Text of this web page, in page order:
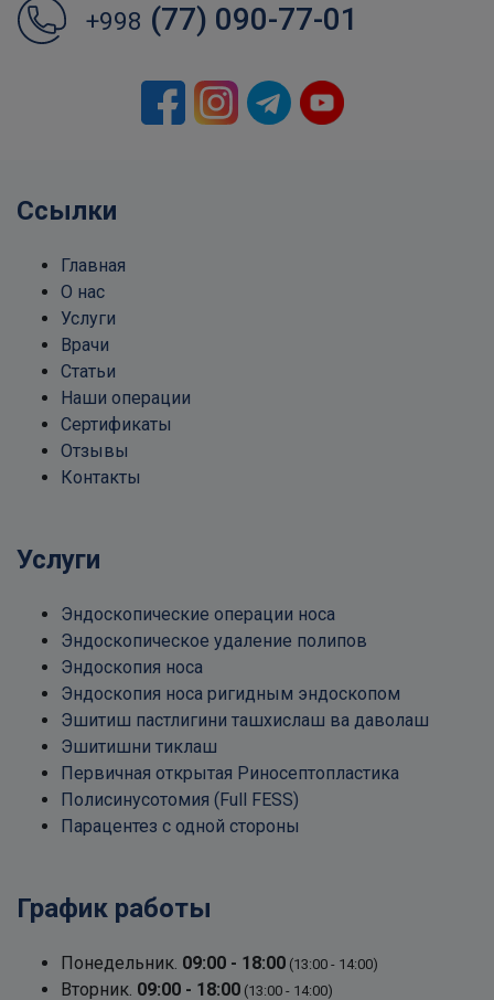
+998 (77) 090-77-01
Ссылки
Главная
О нас
Услуги
Врачи
Статьи
Наши операции
Сертификаты
Отзывы
Контакты
Услуги
Эндоскопические операции носа
Эндоскопическое удаление полипов
Эндоскопия носа
Эндоскопия носа ригидным эндоскопом
Эшитиш пастлигини ташхислаш ва даволаш
Эшитишни тиклаш
Первичная открытая Риносептопластика
Полисинусотомия (Full FESS)
Парацентез с одной стороны
График работы
Понедельник. 09:00 - 18:00 (13:00 - 14:00)
Вторник. 09:00 - 18:00 (13:00 - 14:00)